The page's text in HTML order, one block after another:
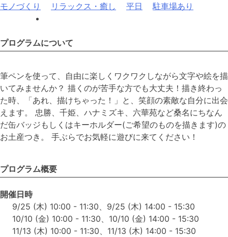
モノづくり リラックス・癒し 平日 駐車場あり
プログラムについて
筆ペンを使って、自由に楽しくワクワクしながら文字や絵を描
いてみませんか？ 描くのが苦手な方でも大丈夫！描き終わっ
た時、「あれ、描けちゃった！」と、笑顔の素敵な自分に出会
えます。 忠勝、千姫、ハナミズキ、六華苑など桑名にちなん
だ缶バッジもしくはキーホルダー(ご希望のものを描きます)の
お土産つき。 手ぶらでお気軽に遊びに来てください！
プログラム概要
開催日時
9/25 (木) 10:00 - 11:30、9/25 (木) 14:00 - 15:30
10/10 (金) 10:00 - 11:30、10/10 (金) 14:00 - 15:30
11/13 (木) 10:00 - 11:30、11/13 (木) 14:00 - 15:30